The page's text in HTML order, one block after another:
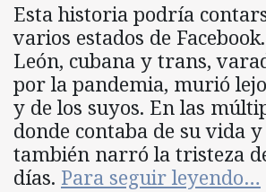
Esta historia podría
varios estados de
León, cubana y trans,
por la pandemia, murió
y de los suyos. En las
donde contaba de su vida y
también narró la tristeza
días. Para seguir leyendo…